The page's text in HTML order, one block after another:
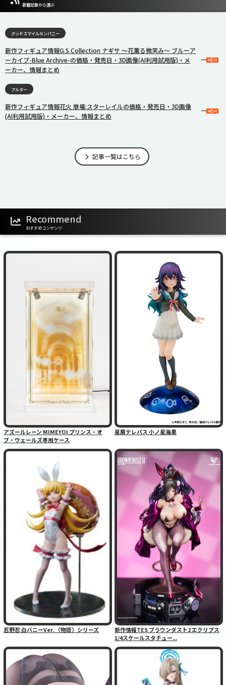
新着記事から選ぶ
グッドスマイルカンパニー
新作フィギュア情報G.S.Collection ナギサ 〜花薫る微笑み〜 ブルーア
ーカイブ-Blue Archive-の価格・発売日・3D画像(AI利用試用版)・メ
ーカー、情報まとめ
アルター
新作フィギュア情報花火 崩壊:スターレイルの価格・発売日・3D画像
(AI利用試用版)・メーカー、情報まとめ
記事一覧はこちら
Recommend
おすすめコンテンツ
アズールレーン MIMEYOI プリンス・オ
ブ・ウェールズ専用ケース
星屑テレパス 小ノ星海果
忍野忍 白バニーVer. 〈物語〉シリーズ
新作情報TES ブラウンダスト2 エクリプス
1/4スケールスタチュー...